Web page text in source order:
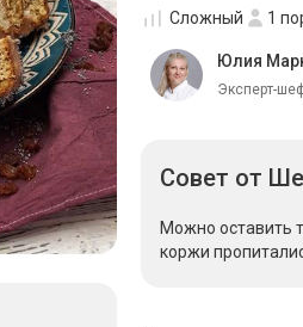
Сложный 1
Юлия
Эксперт-
Совет от
Можно оставить
коржи